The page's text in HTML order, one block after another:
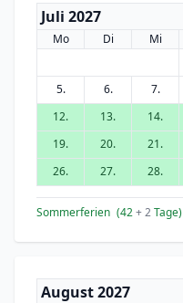
Juli 2027
Mo Di Mi
5.
6. 7.
12.
13. 14.
19.
20. 21.
26.
27. 28.
Sommerferien (42+ 2Tage)
August 2027